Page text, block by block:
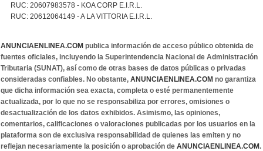
RUC: 20607983578 - KOA CORP E.I.R.L.
RUC: 20612064149 - A LA VITTORIA E.I.R.L.
ANUNCIAENLINEA.COM publica información de acceso público obtenida de
fuentes oficiales, incluyendo la Superintendencia Nacional de Administración
Tributaria (SUNAT), así como de otras bases de datos públicas o privadas
consideradas confiables. No obstante, ANUNCIAENLINEA.COM no garantiza
que dicha información sea exacta, completa o esté permanentemente
actualizada, por lo que no se responsabiliza por errores, omisiones o
desactualización de los datos exhibidos. Asimismo, las opiniones,
comentarios, calificaciones o valoraciones publicadas por los usuarios en la
plataforma son de exclusiva responsabilidad de quienes las emiten y no
reflejan necesariamente la posición o aprobación de ANUNCIAENLINEA.COM.